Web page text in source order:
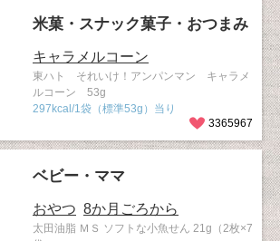
米菓・スナック菓子・おつまみ
キャラメルコーン
東ハト それいけ！アンパンマン キャラメ
ルコーン 53g
297kcal/1袋（標準53g）当り
3365967
ベビー・ママ
おやつ 8か月ごろから
太田油脂 ＭＳ ソフトな小魚せん 21g（2枚×7